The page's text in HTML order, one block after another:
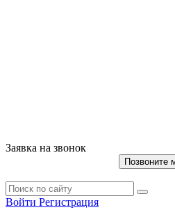
Заявка на звонок
Позвоните
Войти Регистрация